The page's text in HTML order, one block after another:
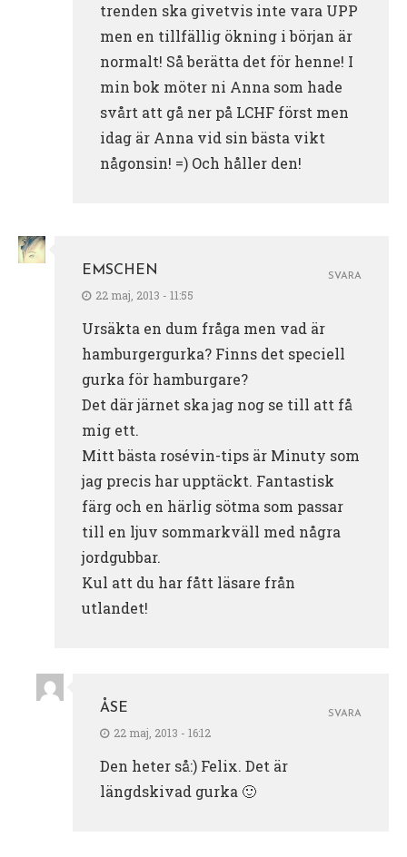
trenden ska givetvis inte vara UPP
men en tillfällig ökning i början är
normalt! Så berätta det för henne! I
min bok möter ni Anna som hade
svårt att gå ner på LCHF först men
idag är Anna vid sin bästa vikt
någonsin! =) Och håller den!
EMSCHEN
22 maj, 2013 - 11:55
Ursäkta en dum fråga men vad är
hamburgergurka? Finns det speciell
gurka för hamburgare?
Det där järnet ska jag nog se till att få
mig ett.
Mitt bästa rosévin-tips är Minuty som
jag precis har upptäckt. Fantastisk
färg och en härlig sötma som passar
till en ljuv sommarkväll med några
jordgubbar.
Kul att du har fått läsare från
utlandet!
SVARA
ÅSE
22 maj, 2013 - 16:12
Den heter så:) Felix. Det är
längdskivad gurka 🙂
SVARA